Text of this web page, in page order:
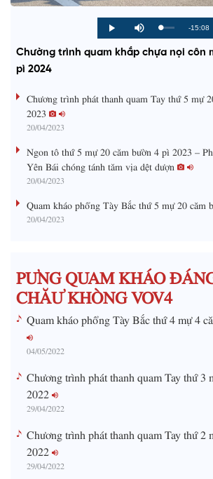
P
l
M
u
e
L
d
e
P
r
g
%
R
e
i
e
-15:08
Chường trình quam khắp chựa nọi côn
pì 2024
Chương trình phát thanh quam Tay thứ 5 mự
2023
20/04/2023
Ngon tô thứ 5 mự 20 căm bườn 4 pì 2023 –
Yên Bái chóng tánh tăm vịa dệt dượn
20/04/2023
Quam kháo phổng Tày Bắc thứ 5 mự 20 căm
20/04/2023
PƯNG QUAM KHÁO
CHĂƯ KHÒNG VOV4
Quam kháo phổng Tày Bắc thứ 4 mự 4
04/05/2022
Chương trình phát thanh quam Tay thứ 3
2022
29/04/2022
Chương trình phát thanh quam Tay thứ 2
2022
29/04/2022